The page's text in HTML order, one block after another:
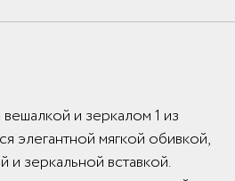
и зеркалом 1 из
элегантной мягкой обивкой,
и зеркальной вставкой.